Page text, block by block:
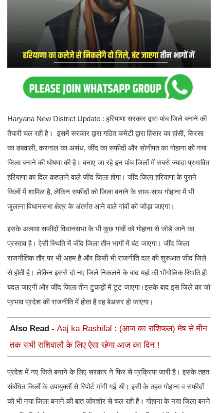
Haryana New District Update : हरियाणा सरकार द्वारा पांच जिले बनाने की
तैयारी चल रही है। इसमें सरकार द्वारा गठित कमेटी द्वारा हिसार का हांसी, सिरसा
का डबवाली, करनाल का असंध, जींद का सफीदों और सोनीपत का गोहाना को नया
जिला बनाने की घोषणा की है। बनाए जा रहे इन पांच जिलों में सबसे ज्यादा प्रभावित
हरियाणा का दिल कहलाने वाले जींद जिला होगा। जींद जिला हरियाणा के पुराने
जिलों में शामिल है, लेकिन सफीदों को जिला बनाने के साथ-साथ गोहाना में भी
जुलाना विधानसभा क्षेत्र के अंतर्गत आने वाले गांवों को जोड़ा जाएगा।
इसके अलावा सफीदों विधानसभा के भी कुछ गांवों को गोहाना से जोड़े जाने का
प्रस्ताव है। ऐसी स्थिति में जींद जिला तीन भागों में बंट जाएगा। जींद जिला
राजनीतिक तौर पर भी अहम है और किसी भी राजनीति दल की शुरुआत जींद जिले
से होती है। लेकिन इससे दो नए जिले निकलने के बाद यहां की भौगोलिक स्थिति ही
बदल जाएगी और जींद जिला तीन टुकड़ों में टूट जाएगा।इसके बाद इस जिले का जो
प्रभाव प्रदेश की राजनीति में होता है वह बेअसर हो जाएगा।
Also Read - Aaj ka Rashifal : (आज का राशिफल) मेष से मीन
तक सभी राशिवालों के लिए ऐसा रहेगा आज का दिन !
प्रदेश में नए जिले बनाने के लिए सरकार ने फिर से प्रक्रिया जारी है। इसके तहत
संबंधित जिलों के उपायुक्तों से रिपोर्ट मांगी गई थी। इसी के तहत गोहाना व सफीदों
को भी नया जिला बनाने की बात जोरशोर से चल रही है। गोहाना के नया जिला बनने